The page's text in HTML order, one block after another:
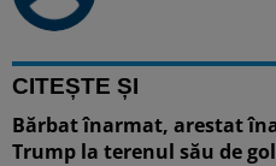
CITEȘTE ȘI
Bărbat înarmat, arestat
Trump la terenul său de